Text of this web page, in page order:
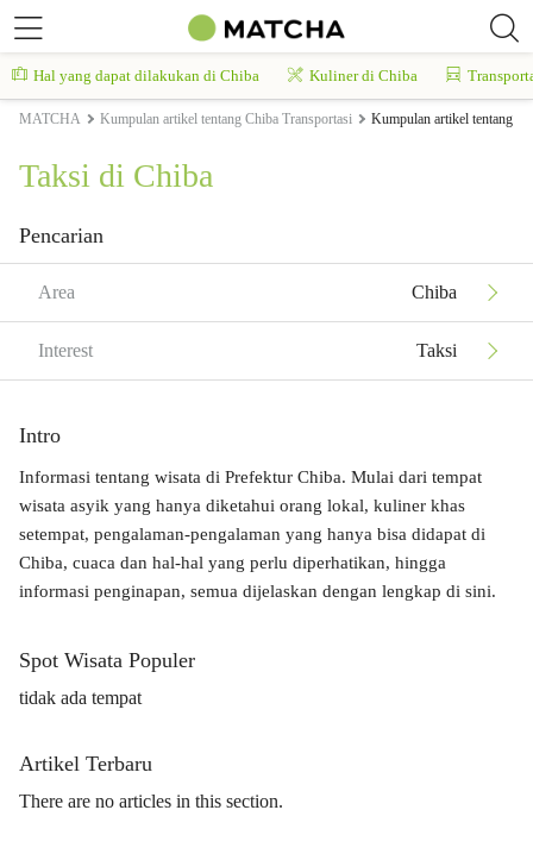
Hal yang dapat dilakukan di Chiba Kuliner di Chiba
MATCHA Kumpulan artikel tentang Chiba Transportasi Kumpulan artikel tentang
Taksi di Chiba
Pencarian
Area Chiba
Interest Taksi
Intro
Informasi tentang wisata di Prefektur Chiba. Mulai dari tempat
wisata asyik yang hanya diketahui orang lokal, kuliner khas
setempat, pengalaman-pengalaman yang hanya bisa didapat di
Chiba, cuaca dan hal-hal yang perlu diperhatikan, hingga
informasi penginapan, semua dijelaskan dengan lengkap di sini.
Spot Wisata Populer
tidak ada tempat
Artikel Terbaru
There are no articles in this section.